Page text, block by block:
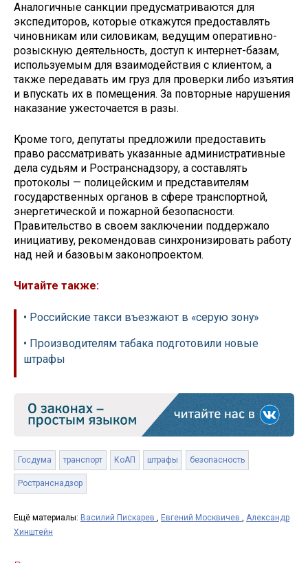
Аналогичные санкции предусматриваются для
экспедиторов, которые откажутся предоставлять
чиновникам или силовикам, ведущим оперативно-
розыскную деятельность, доступ к интернет-базам,
используемым для взаимодействия с клиентом, а
также передавать им груз для проверки либо изъятия
и впускать их в помещения. За повторные нарушения
наказание ужесточается в разы.
Кроме того, депутаты предложили предоставить
право рассматривать указанные административные
дела судьям и Ространснадзору, а составлять
протоколы — полицейским и представителям
государственных органов в сфере транспортной,
энергетической и пожарной безопасности.
Правительство в своем заключении поддержало
инициативу, рекомендовав синхронизировать работу
над ней и базовым законопроектом.
Читайте также:
• Российские такси въезжают в «серую зону»
• Производителям табака подготовили новые
штрафы
Госдума транспорт КоАП штрафы безопасность
Ространснадзор
Ещё материалы: Василий Пискарев , Евгений Москвичев , Александр
Хинштейн